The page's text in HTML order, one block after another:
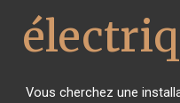
Vous cherchez une